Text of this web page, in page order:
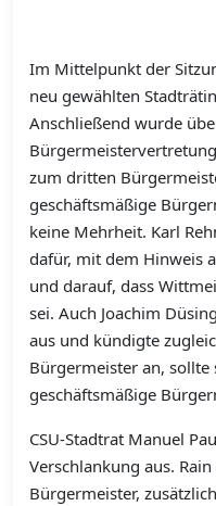
Im Mittelpunkt der
neu gewählten
Anschließend wurde
zum dritten
geschäftsmäßige
keine Mehrheit. Karl
dafür, mit dem Hinweis
und darauf, dass
sei. Auch Joachim
aus und kündigte
Bürgermeister an,
geschäftsmäßige
CSU-Stadtrat Manuel
Verschlankung aus.
Bürgermeister,